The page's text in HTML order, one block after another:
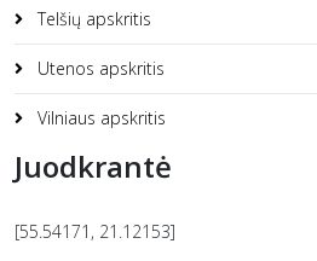
Telšių apskritis
Utenos apskritis
Vilniaus apskritis
Juodkrantė
[55.54171, 21.12153]